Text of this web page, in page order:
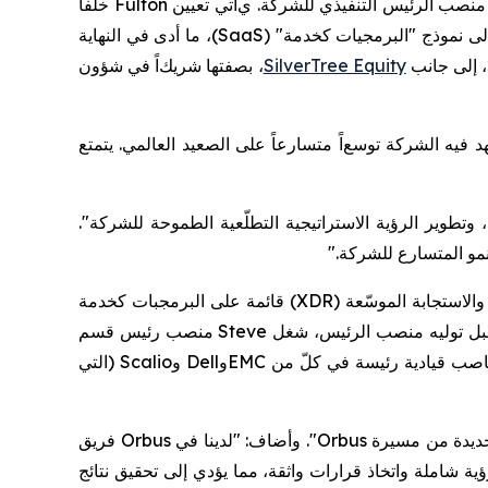
الرئيس التنفيذي للشركة. ي أتي تعيين Fulton خلفاً
نموذج "البرمجيات كخدمة" (
SaaS
)، ما أدى في النهاية
SilverTree Equity، بصفتها شريكاً في شؤون
فيه الشركةتوسعاً متسارعاً على الصعيد العالمي. يتمتع
الرؤية الاستراتيجية التطلّعية الطموحة للشركة".
المتسارع للشركة".
الموسّعة (XDR
) قائمة على البرمجبات كخدمة
توليه منصب الرئيس، شغل Steveمنصب رئيس قسم
قيادية رئيسة في كلّ من EMCوDell وScalio (التي
من مسيرةOrbus". وأضاف: "لدينا فيOrbus فريق
شاملة واتخاذ قرارات واثقة، مما يؤدي إلىتحقيق نتائج